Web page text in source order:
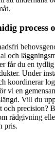
process
och
får du en
Under
koordinerar
vi en
Vill du
och precision?
rådgivning
pris.